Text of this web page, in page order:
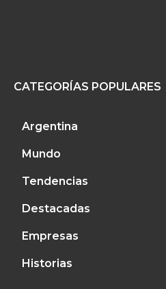
CATEGORÍAS POPULARES
Argentina
Mundo
Tendencias
Destacadas
Empresas
Historias